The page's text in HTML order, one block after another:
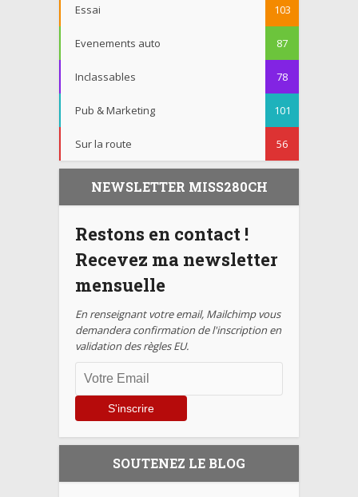
Essai 103
Evenements auto 87
Inclassables 78
Pub & Marketing 101
Sur la route 56
NEWSLETTER MISS280CH
Restons en contact !
Recevez ma newsletter
mensuelle
En renseignant votre email, Mailchimp vous
demandera confirmation de l'inscription en
validation des règles EU.
SOUTENEZ LE BLOG